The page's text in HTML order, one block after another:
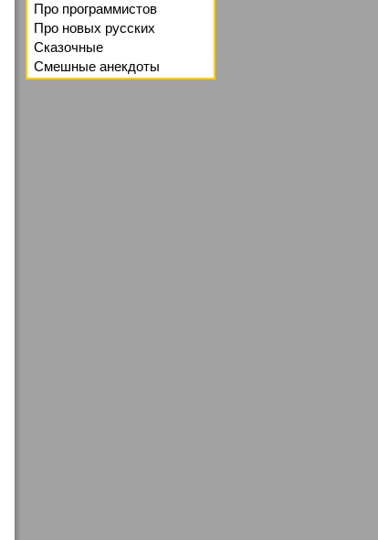
Про программистов
Про новых русских
Сказочные
Смешные анекдоты